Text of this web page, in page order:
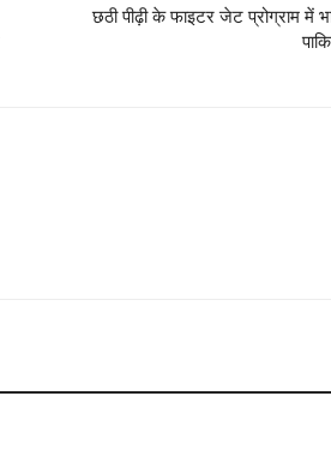
छठी पीढ़ी के फाइटर जेट प्रोग्राम में